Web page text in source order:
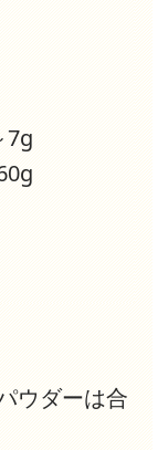
7g
ウダーは合